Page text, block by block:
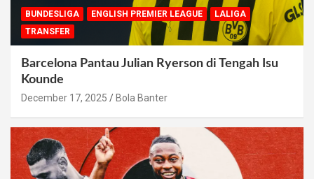
BUNDESLIGA ENGLISH PREMIER LEAGUE
LALIGA
TRANSFER
Barcelona Pantau Julian Ryerson di Tengah Isu
Kounde
December 17, 2025 Bola Banter